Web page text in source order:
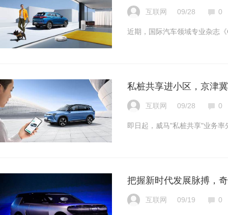
互联网 09/28 0
近期，国际汽车领域专业杂志
私桩共享进小区，京津
互联网 09/28 0
即日起，威马"私桩共享"业务率
把握新时代发展脉搏，
互联网 09/19 0